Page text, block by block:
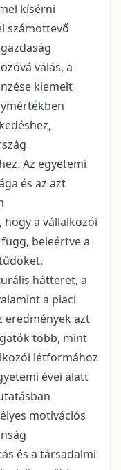
kísérni
számottevő
válás, a
kiemelt
Az egyetemi
és az azt
a vállalkozói
beleértve a
hátteret, a
a piaci
eredmények azt
több, mint
létformához
évei alatt
motivációs
és a társadalmi